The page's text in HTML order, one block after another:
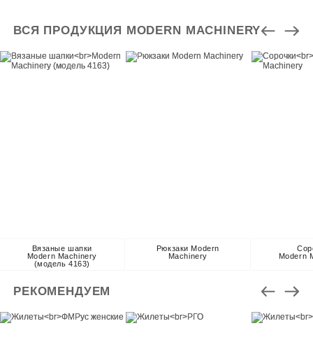
ВСЯ ПРОДУКЦИЯ MODERN MACHINERY
Вязаные шапки
Modern Machinery
(модель 4163)
Рюкзаки Modern
Machinery
Modern
РЕКОМЕНДУЕМ